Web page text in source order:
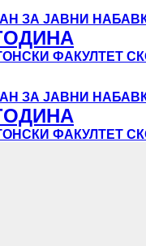
ОД
НА
ЗА ЈАВНИ
ФАКУЛТЕТ
ЗА ЈАВНИ
ФАКУЛТЕТ